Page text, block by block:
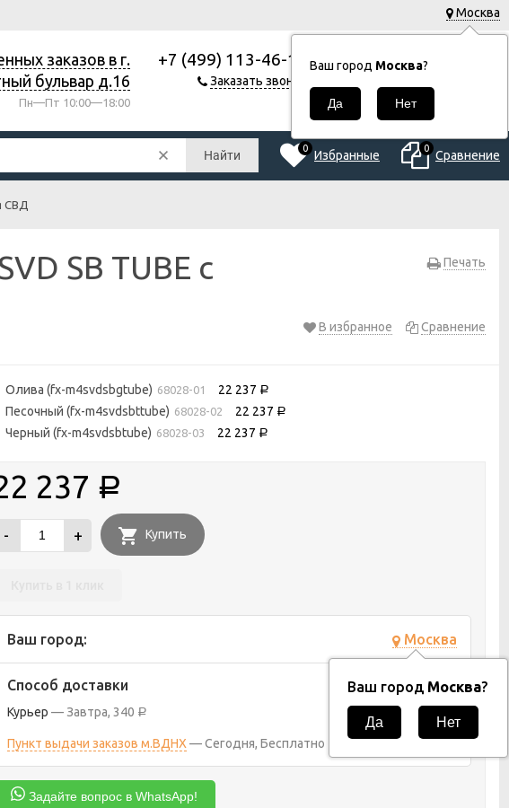
Москва
Ваш город Москва?
заказов в г.
бульвар д.16
Пн—Пт 10:00—18:00
+7 (499) 113-46-18
Заказать звонок
Найти 0 Избранные 0 Сравнение
СВД
Печать
SB TUBE с
В избранное Сравнение
Олива (fx-m4svdsbgtube) 68028-01 22 237 Р
Песочный (fx-m4svdsbttube) 68028-02 22 237 Р
Черный (fx-m4svdsbtube) 68028-03 22 237 Р
237 Р
- + Купить
Ваш город: Москва
Ваш город Москва?
Способ доставки
Курьер Завтра 340 Р
Пункт выдачи заказов м.ВДНХ Сегодня Бесплатно
Задайте вопрос в WhatsApp!